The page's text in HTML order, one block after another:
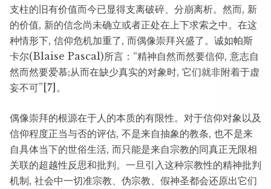
支柱的旧有价值而今已显得支离破碎、分崩离析。然而, 新
的价值, 新的信念尚未确立或者正处在上下求索之中。在这
种情形下, 信仰危机加重了, 而偶像崇拜兴盛了。诚如帕斯
卡尔(Blaise Pascal)所言：“精神自然而然要信仰, 意志自
然而然要爱慕;从而在缺少真实的对象时, 它们就非附着于虚
妄不可”[7]。
偶像崇拜的根源在于人的本质的有限性。对于信仰对象以及
信仰程度正当与否的评估, 不是来自抽象的教条, 也不是来
自具体当下的世俗生活, 而只能是来自宗教的同真正无限相
关联的超越性反思和批判。一旦引入这种宗教性的精神批判
机制, 社会中一切准宗教、伪宗教、假神圣都会还原出它们